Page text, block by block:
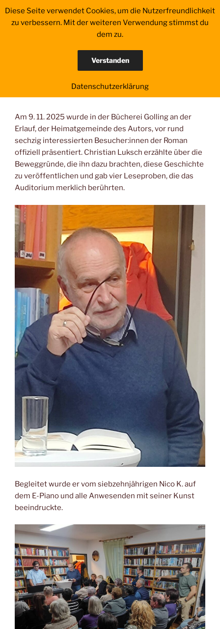
Zum
EINE VON DENEN
Die Präsentation am 9. 11.
Am 9. 11. 2025 wurde in der Bücherei Golling an der
Erlauf, der Heimatgemeinde des Autors, vor rund
sechzig interessierten Besucher:innen der Roman
offiziell präsentiert. Christian Luksch erzählte über die
Beweggründe, die ihn dazu brachten, diese Geschichte
zu veröffentlichen und gab vier Leseproben, die das
Auditorium merklich berührten.
Begleitet wurde er vom siebzehnjährigen Nico K. auf
dem E-Piano und alle Anwesenden mit seiner Kunst
beeindruckte.
Diese Seite verwendet Cookies, um die Nutzerfreundlichkeit
zu verbessern. Mit der weiteren Verwendung stimmst du
dem zu.
Verstanden
Datenschutzerklärung